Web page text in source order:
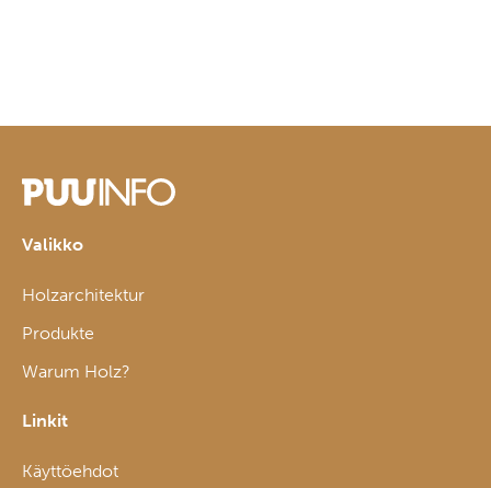
Valikko
Holzarchitektur
Produkte
Warum Holz?
Linkit
Käyttöehdot